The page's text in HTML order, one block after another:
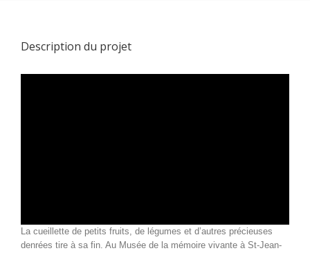
Description du projet
La cueillette de petits fruits, de légumes et d’autres précieuses
denrées tire à sa fin. Au Musée de la mémoire vivante à St-Jean-